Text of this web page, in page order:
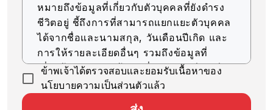
หมายถึงข้อมูลที่เกี่ยวกับตัวบุคคลที่ยังดำรง
ชีวิตอยู่ ชี้ถึงการที่สามารถแยกแยะตัวบุคคล
ได้จากชื่อและนามสกุล, วันเดือนปีเกิด และ
การให้รายละเอียดอื่นๆ รวมถึงข้อมูลที่
เกี่ยวข้อง (รวมถึงข้อมูลที่สามารถเทียบเคียง
กับข้อมูลอื่นๆ ได้ง่าย ซึ่งจะช่วยให้สามารถ
ข้าพเจ้าได้ตรวจสอบและยอมรับเนื้อหาของ
นโยบายความเป็นส่วนตัวแล้ว